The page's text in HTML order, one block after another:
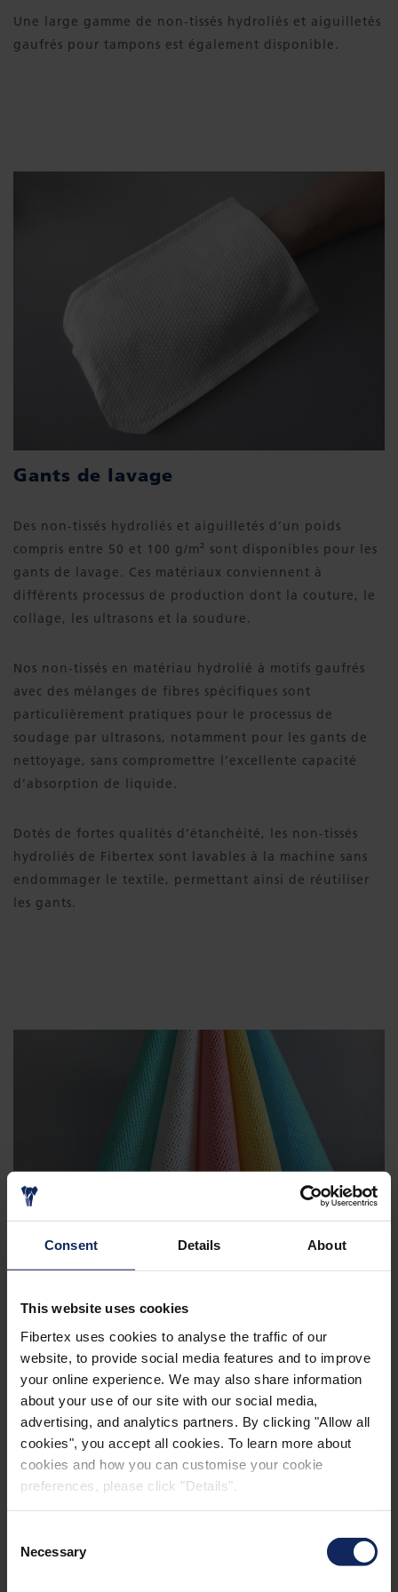
Consent Details About
This website uses cookies
Fibertex uses cookies to analyse the traffic of our
website, to provide social media features and to improve
your online experience. We may also share information
about your use of our site with our social media,
advertising, and analytics partners. By clicking "Allow all
cookies", you accept all cookies. To learn more about
cookies and how you can customise your cookie
preferences, please click "Details".
Selection
Necessary
Une large gamme de non-tissés hydroliés et aiguilletés
gaufrés pour tampons est également disponible.
Gants de lavage
Des non-tissés hydroliés et aiguilletés d’un poids
compris entre 50 et 100 g/m² sont disponibles pour les
gants de lavage. Ces matériaux conviennent à
différents processus de production dont la couture, le
collage, les ultrasons et la soudure.
Nos non-tissés en matériau hydrolié à motifs gaufrés
avec des mélanges de fibres spécifiques sont
particulièrement pratiques pour le processus de
soudage par ultrasons, notamment pour les gants de
nettoyage, sans compromettre l’excellente capacité
d’absorption de liquide.
Dotés de fortes qualités d’étanchéité, les non-tissés
hydroliés de Fibertex sont lavables à la machine sans
endommager le textile, permettant ainsi de réutiliser
les gants.
Lingettes de nettoyage à sec
Les non-tissés aiguilletés et hydroliés blancs et colorés,